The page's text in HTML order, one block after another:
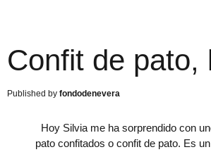
Confit de pato,
fondodenevera
Hoy Silvia me ha sorprendido con
pato confitados o confit de pato. Es